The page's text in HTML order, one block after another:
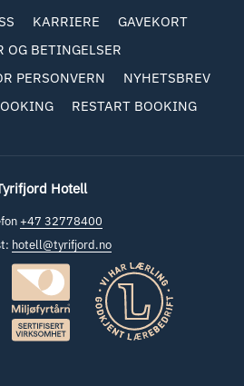
KARRIERE
GAVEKORT
OG BETINGELSER
PERSONVERN
NYHETSBREV
RESTART BOOKING
Hotell
+47 32778400
hotell@tyrifjord.no